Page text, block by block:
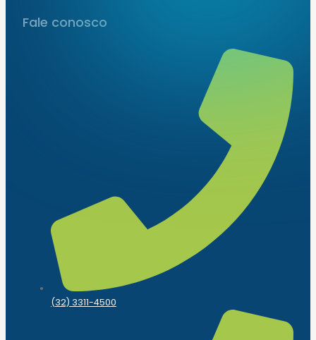
Fale conosco
(32) 3311-4500